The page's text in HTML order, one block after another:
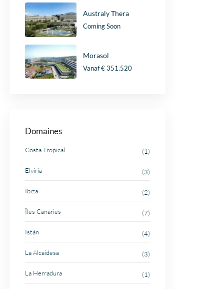
Australy Thera
Coming Soon
Morasol
Vanaf€ 351.520
Domaines
Costa Tropical (1)
Elviria (3)
Ibiza (2)
Îles Canaries (7)
Istán (4)
La Alcaidesa (3)
La Herradura (1)